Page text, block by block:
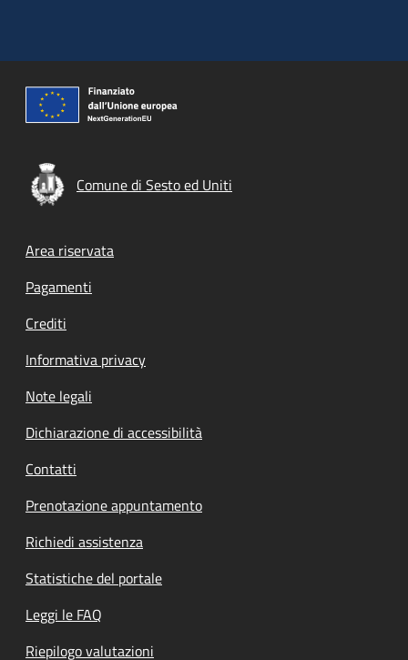
Comune di Sesto ed Uniti
Footer menu
Area riservata
Pagamenti
Crediti
Informativa privacy
Note legali
Dichiarazione di accessibilità
Contatti
Prenotazione appuntamento
Richiedi assistenza
Statistiche del portale
Leggi le FAQ
Riepilogo valutazioni